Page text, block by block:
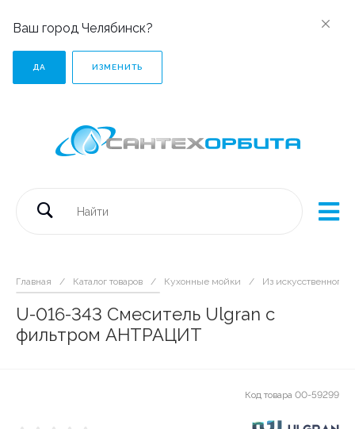
Ваш город Челябинск?
ДА ИЗМЕНИТЬ
Главная / Каталог товаров / Кухонные мойки / Из искусственного
U-016-343 Смеситель Ulgran с
фильтром АНТРАЦИТ
Код товара 00-59299